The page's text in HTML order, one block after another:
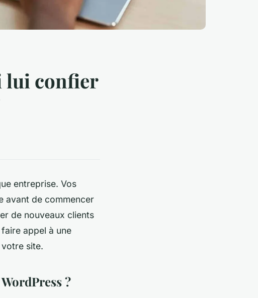
lui confier
entreprise. Vos
avant de commencer
de nouveaux clients
appel à une
site.
?